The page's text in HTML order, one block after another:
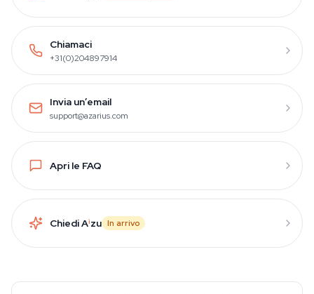
Chiamaci
+31(0)204897914
Invia un’email
support@azarius.com
Apri le FAQ
Chiedi Aizu In arrivo